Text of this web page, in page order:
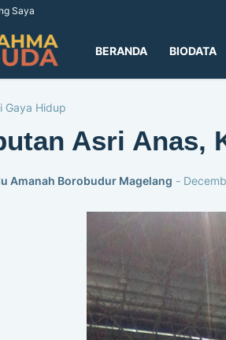
Saya
BERANDA BIODATA
Gaya Hidup
Asri Anas,
Amanah Borobudur Magelang -